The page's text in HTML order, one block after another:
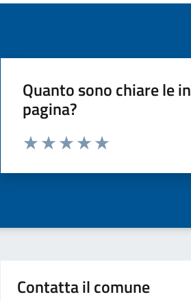
Quanto sono chiare le
pagina?
Valuta da 1 a 5 stelle la pagina
Contatta il comune